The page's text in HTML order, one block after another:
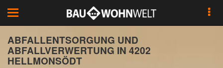
Toggle
navigation
ABFALLENTSORGUNG UND
ABFALLVERWERTUNG IN 4202
HELLMONSÖDT